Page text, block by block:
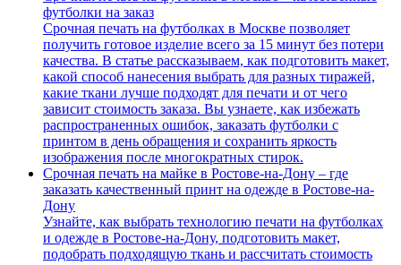
футболки на заказ
Срочная печать на футболках в Москве позволяет
получить готовое изделие всего за 15 минут без потери
качества. В статье рассказываем, как подготовить макет,
какой способ нанесения выбрать для разных тиражей,
какие ткани лучше подходят для печати и от чего
зависит стоимость заказа. Вы узнаете, как избежать
распространенных ошибок, заказать футболки с
принтом в день обращения и сохранить яркость
изображения после многократных стирок.
Срочная печать на майке в Ростове-на-Дону – где
заказать качественный принт на одежде в Ростове-на-
Дону
Узнайте, как выбрать технологию печати на футболках
и одежде в Ростове-на-Дону, подготовить макет,
подобрать подходящую ткань и рассчитать стоимость